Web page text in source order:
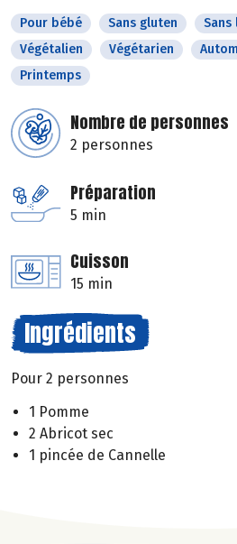
Pour bébé Sans gluten Sans
Végétalien
Végétarien
Printemps
Nombre de personnes
2 personnes
Préparation
5 min
Cuisson
15 min
Ingrédients
Pour 2 personnes
1 Pomme
2 Abricot sec
1 pincée de Cannelle